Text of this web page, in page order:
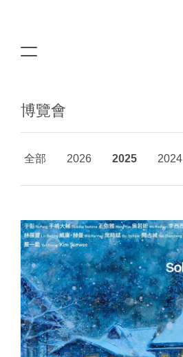
博覽會
全部 2026 2025 2024